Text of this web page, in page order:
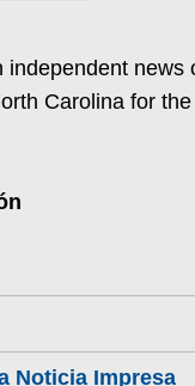
independent
Carolina for
Noticia Impresa